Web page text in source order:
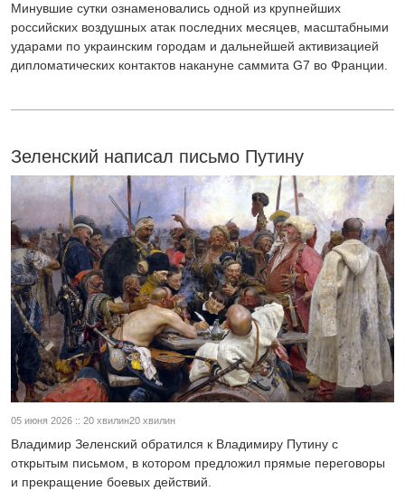
Минувшие сутки ознаменовались одной из крупнейших
российских воздушных атак последних месяцев, масштабными
ударами по украинским городам и дальнейшей активизацией
дипломатических контактов накануне саммита G7 во Франции.
Зеленский написал письмо Путину
05 июня 2026 :: 20 хвилин20 хвилин
Владимир Зеленский обратился к Владимиру Путину с
открытым письмом, в котором предложил прямые переговоры
и прекращение боевых действий.